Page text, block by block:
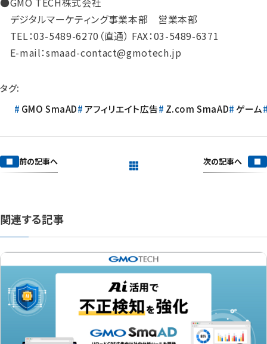
デジタルマーケティング事業本部 営業本部
TEL：03-5489-6270（直通） FAX：03-5489-6371
E-mail：smaad-contact@gmotech.jp
タグ:
GMO SmaAD
アフィリエイト広告 Z.com SmaAD ゲーム
前の記事へ 次の記事へ
関連する記事